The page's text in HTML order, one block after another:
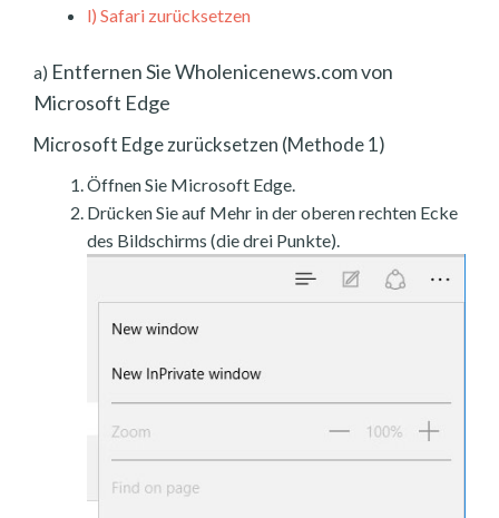
l) Safari zurücksetzen
a) Entfernen Sie Wholenicenews.com von
Microsoft Edge
Microsoft Edge zurücksetzen (Methode 1)
Öffnen Sie Microsoft Edge.
Drücken Sie auf Mehr in der oberen rechten Ecke
des Bildschirms (die drei Punkte).